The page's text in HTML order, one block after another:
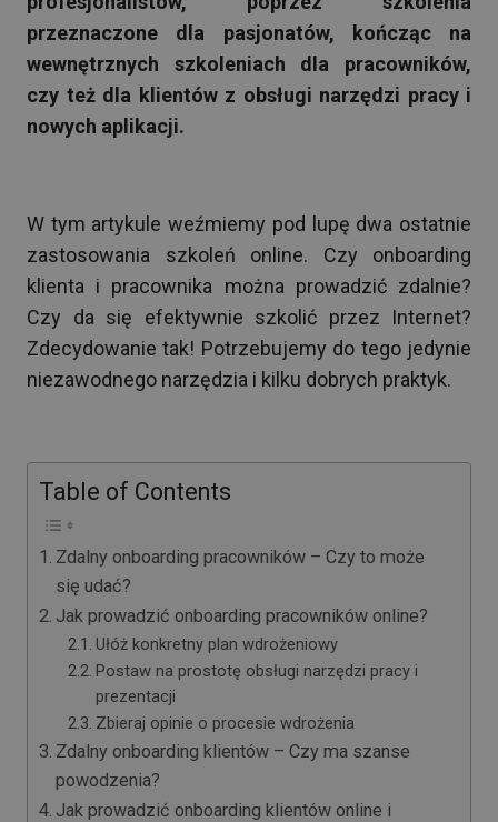
przeznaczone dla pasjonatów, kończąc na
wewnętrznych szkoleniach dla pracowników,
czy też dla klientów z obsługi narzędzi pracy i
nowych aplikacji.
W tym artykule weźmiemy pod lupę dwa ostatnie
zastosowania szkoleń online. Czy onboarding
klienta i pracownika można prowadzić zdalnie?
Czy da się efektywnie szkolić przez Internet?
Zdecydowanie tak! Potrzebujemy do tego jedynie
niezawodnego narzędzia i kilku dobrych praktyk.
Table of Contents
Zdalny onboarding pracowników – Czy to może
się udać?
Jak prowadzić onboarding pracowników online?
Ułóż konkretny plan wdrożeniowy
Postaw na prostotę obsługi narzędzi pracy i
prezentacji
Zbieraj opinie o procesie wdrożenia
Zdalny onboarding klientów – Czy ma szanse
powodzenia?
Jak prowadzić onboarding klientów online i